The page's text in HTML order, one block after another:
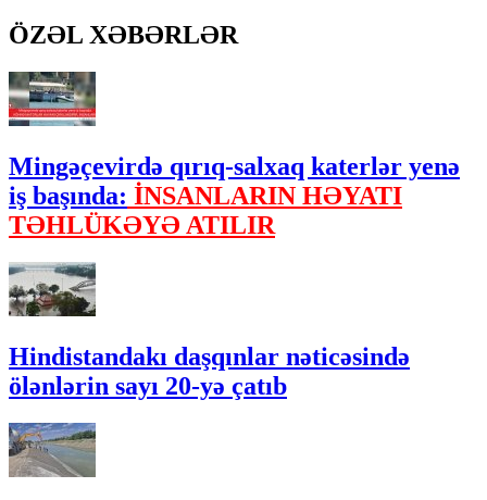
ÖZƏL XƏBƏRLƏR
Mingəçevirdə qırıq-salxaq katerlər yenə
iş başında: İNSANLARIN HƏYATI
TƏHLÜKƏYƏ ATILIR
Hindistandakı daşqınlar nəticəsində
ölənlərin sayı 20-yə çatıb